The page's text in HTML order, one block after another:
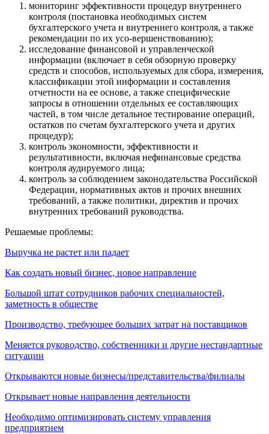
мониторинг эффективности процедур внутреннего
контроля (постановка необходимых систем
бухгалтерского учета и внутреннего контроля, а также
рекомендации по их усо-вершенствованию);
исследование финансовой и управленческой
информации (включает в себя обзорную проверку
средств и способов, используемых для сбора, измерения,
классификации этой информации и составления
отчетности на ее основе, а также специфические
запросы в отношении отдельных ее составляющих
частей, в том числе детальное тестирование операций,
остатков по счетам бухгалтерского учета и других
процедур);
контроль экономности, эффективности и
результативности, включая нефинансовые средства
контроля аудируемого лица;
контроль за соблюдением законодательства Российской
Федерации, нормативных актов и прочих внешних
требований, а также политики, директив и прочих
внутренних требований руководства.
Решаемые проблемы:
Выручка не растет или падает
Как создать новый бизнес, новое направление
Большой штат сотрудников рабочих специальностей,
заметность в обществе
Производство, требующее больших затрат на поставщиков
Меняется руководство, собственники и другие нестандартные
ситуации
Открываются новые бизнесы/представительства/филиалы
Открывает новые направления деятельности
Необходимо оптимизировать систему управления
предприятием